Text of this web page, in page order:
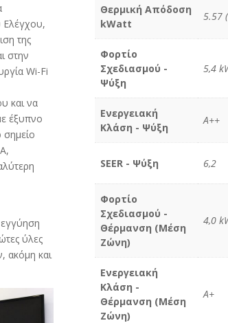
Ελέγχου,
της
στην
Wi-Fi
και να
έξυπνο
σημείο
ύλες
ακόμη και
Θερμική Απόδοση
kWatt
5.57
Φορτίο
Σχεδιασμού -
Ψύξη
5,4
Ενεργειακή
Κλάση - Ψύξη
A++
SEER - Ψύξη 6,2
Φορτίο
Σχεδιασμού -
Θέρμανση (Μέση
Ζώνη)
4,0
Ενεργειακή
Κλάση -
Θέρμανση (Μέση
Ζώνη)
A+